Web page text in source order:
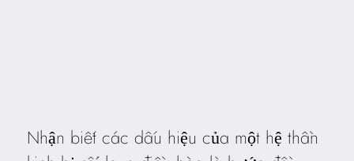
Nhận biết các dấu hiệu của một hệ thần